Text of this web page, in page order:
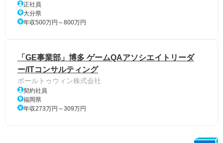
正社員
大分県
年収500万円～800万円
「GE事業部」博多 ゲームQAアソシエイトリーダ
ー/ITコンサルティング
ポールトゥウィン株式会社
契約社員
福岡県
年収273万円～309万円